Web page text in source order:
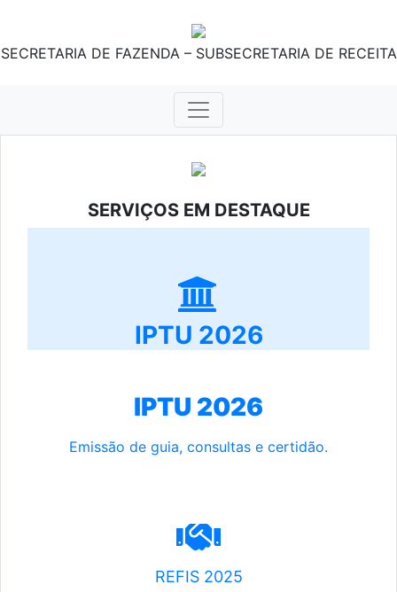
SECRETARIA DE FAZENDA – SUBSECRETARIA DE RECEITA
SERVIÇOS EM DESTAQUE
IPTU 2026
IPTU 2026
Emissão de guia, consultas e certidão.
REFIS 2025